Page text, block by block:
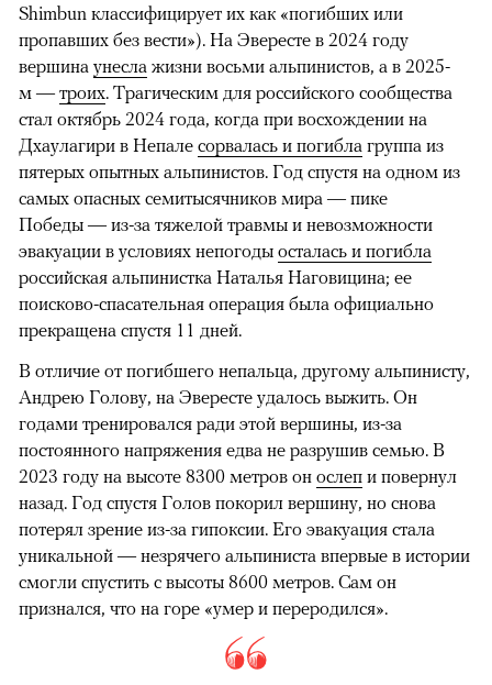
Shimbun классифицирует их как «погибших или
пропавших без вести»). На Эвересте в 2024 году
вершина унесла жизни восьми альпинистов, а в 2025-
м — троих. Трагическим для российского сообщества
стал октябрь 2024 года, когда при восхождении на
Дхаулагири в Непале сорвалась и погибла группа из
пятерых опытных альпинистов. Год спустя на одном из
самых опасных семитысячников мира — пике
Победы — из-за тяжелой травмы и невозможности
эвакуации в условиях непогоды осталась и погибла
российская альпинистка Наталья Наговицина; ее
поисково-спасательная операция была официально
прекращена спустя 11 дней.
В отличие от погибшего непальца, другому альпинисту,
Андрею Голову, на Эвересте удалось выжить. Он
годами тренировался ради этой вершины, из-за
постоянного напряжения едва не разрушив семью. В
2023 году на высоте 8300 метров он ослеп и повернул
назад. Год спустя Голов покорил вершину, но снова
потерял зрение из-за гипоксии. Его эвакуация стала
уникальной — незрячего альпиниста впервые в истории
смогли спустить с высоты 8600 метров. Сам он
признался, что на горе «умер и переродился».